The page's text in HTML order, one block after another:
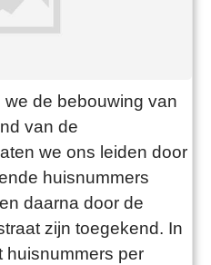
de bebouwing van
van de
we ons leiden door
huisnummers
daarna door de
zijn toegekend. In
huisnummers per